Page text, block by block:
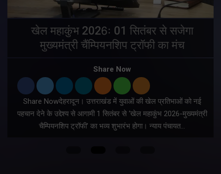
खेल महाकुंभ 2026ः 01 सितंबर से सजेगा
मुख्यमंत्री चैंम्पियनशिप ट्रॉफी का मंच
Share Now
Share Nowदेहरादून। उत्तराखंड में युवाओं की खेल प्रतिभाओं को नई
पहचान देने के उद्देश्य से आगामी 1 सितंबर से ‘खेल महाकुंभ 2026-मुख्यमंत्री
चैम्पियनशिप ट्रॉफी’ का भव्य शुभारंभ होगा। न्याय पंचायत…